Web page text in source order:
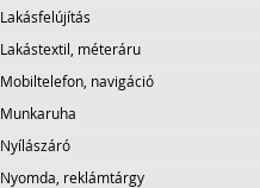
Lakásfelújítás
Lakástextil, méteráru
Mobiltelefon, navigáció
Munkaruha
Nyílászáró
Nyomda, reklámtárgy